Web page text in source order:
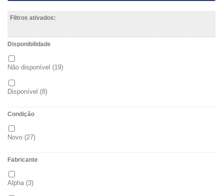
Filtros ativados:
Disponibilidade
Não disponível (19)
Disponível (8)
Condição
Novo (27)
Fabricante
Alpha (3)